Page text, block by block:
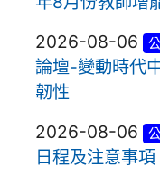
2026-08-06
論壇-變動時代
韌性
2026-08-06
日程及注意事項